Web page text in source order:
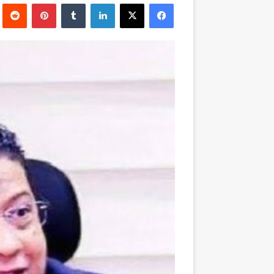
إلكترونيا
فيسبوك ‫X لينكدإن بينتيريست